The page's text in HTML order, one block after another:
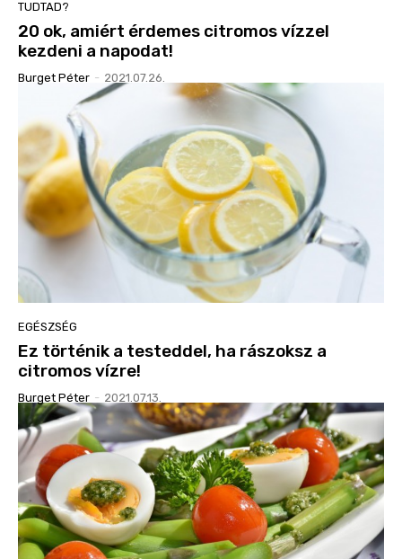
TUDTAD?
20 ok, amiért érdemes citromos vízzel
kezdeni a napodat!
Burget Péter - 2021.07.26.
EGÉSZSÉG
Ez történik a testeddel, ha rászoksz a
citromos vízre!
Burget Péter - 2021.07.13.